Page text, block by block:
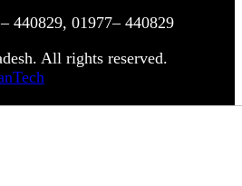
440829, 01977– 440829
All rights reserved.